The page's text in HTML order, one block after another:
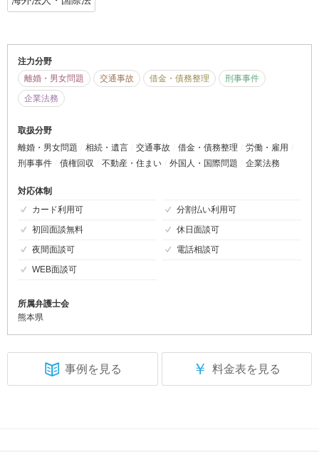
注力分野
離婚・男女問題
交通事故 借金・債務整理
刑事事件
企業法務
取扱分野
離婚・男女問題
相続・遺言 交通事故 借金・債務整理
労働・雇用
刑事事件
債権回収 不動産・住まい 外国人・国際問題 企業法務
対応体制
カード利用可
分割払い利用可
初回面談無料
休日面談可
夜間面談可
電話相談可
WEB面談可
所属弁護士会
熊本県
事例を見る ￥ 料金表を見る